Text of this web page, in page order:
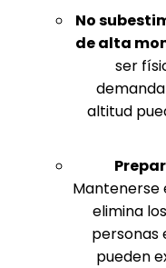
No
de alta
ser
altitud
Mantenerse
elimina
personas
pueden